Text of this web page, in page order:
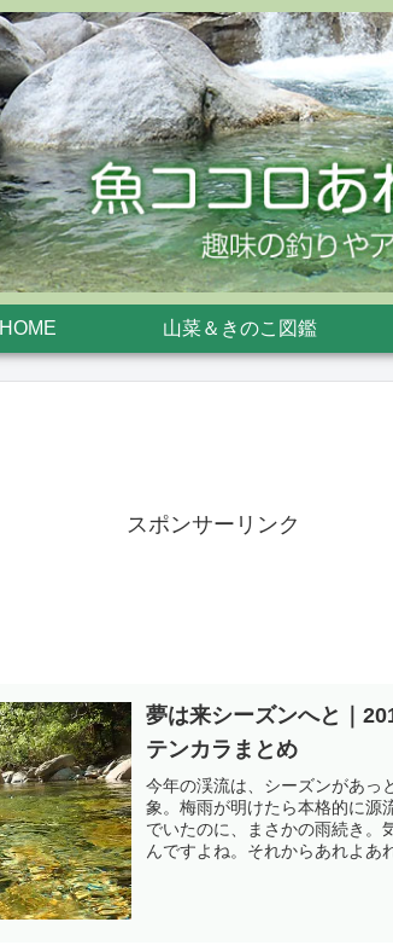
HOME 山菜＆きのこ図鑑
スポンサーリンク
夢は来シーズンへと｜
テンカラまとめ
今年の渓流は、シーズンがあっ
象。梅雨が明けたら本格的に源
でいたのに、まさかの雨続き。
んですよね。それからあれよあ